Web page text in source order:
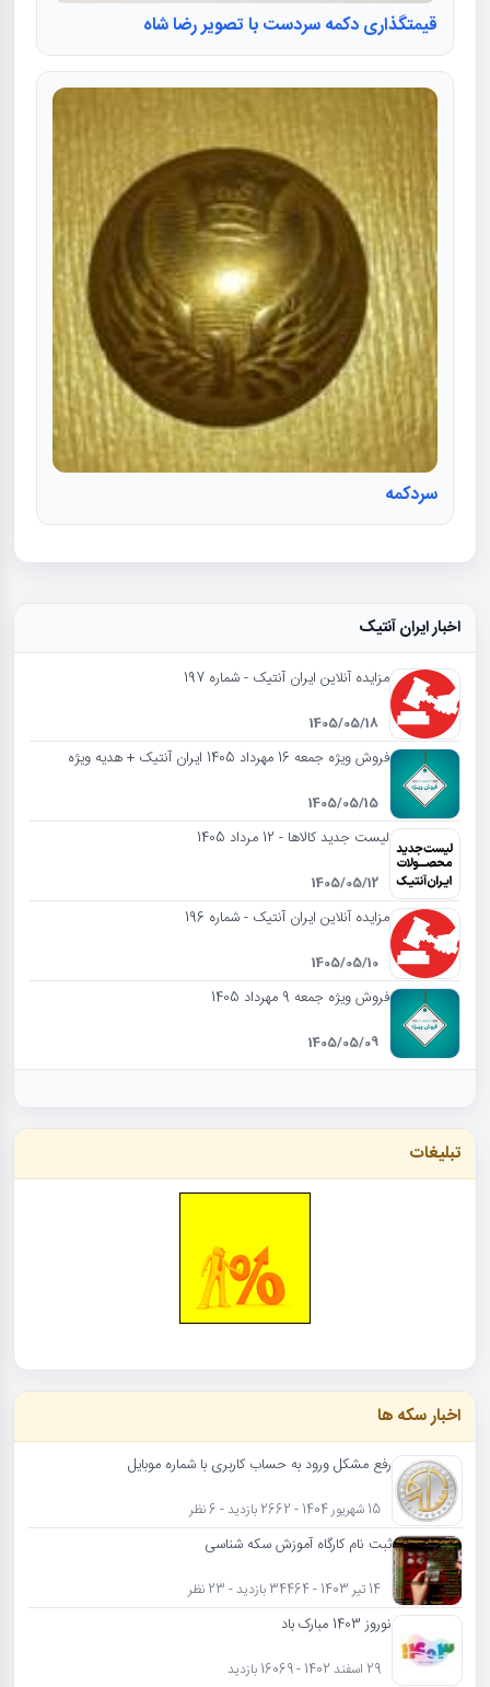
قیمتگذاری دکمه سردست با تصویر رضا شاه
سردکمه
اخبار ایران آنتیک
مزایده آنلاین ایران آنتیک - شماره 197
1405/05/18
فروش ویژه جمعه 16 مهرداد 1405 ایران آنتیک + هدیه ویژه
1405/05/15
لیست جدید کالاها - 12 مرداد 1405
1405/05/12
مزایده آنلاین ایران آنتیک - شماره 196
1405/05/10
فروش ویژه جمعه 9 مهرداد 1405
1405/05/09
تبلیغات
اخبار سکه ها
رفع مشکل ورود به حساب کاربری با شماره موبایل
15 شهریور 1404 - 2662 بازدید - 6 نظر
ثبت نام کارگاه آموزش سکه شناسی
14 تیر 1403 - 34464 بازدید - 23 نظر
نوروز 1403 مبارک باد
29 اسفند 1402 - 16069 بازدید